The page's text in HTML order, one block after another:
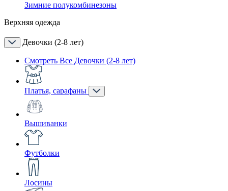
Зимние полукомбинезоны
Верхняя одежда
Девочки (2-8 лет)
Смотреть Все Девочки (2-8 лет)
Платья, сарафаны
Вышиванки
Футболки
Лосины